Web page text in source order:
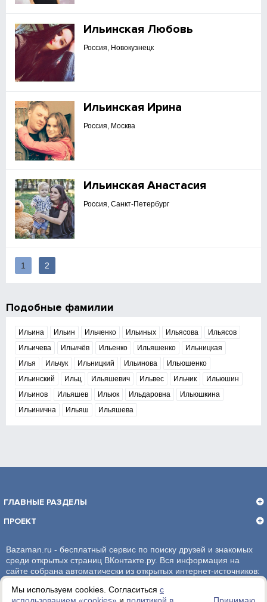
Мы используем cookies. Согласиться с
Ильинская Любовь
Россия, Новокузнецк
Ильинская Ирина
Россия, Москва
Ильинская Анастасия
Россия, Санкт-Петербург
1 2
Подобные фамилии
Ильина Ильин Ильченко Ильиных Ильясова
Ильясов
Ильичева
Ильичёв Ильенко Ильяшенко
Ильницкая
Илья
Ильчук Ильницкий Ильинова
Ильюшенко
Ильинский
Ильц Ильяшевич Ильвес Ильчик
Ильюшин
Ильинов
Ильяшев Ильюк Ильдаровна
Ильюшкина
Ильинична
Ильяш Ильяшева
ГЛАВНЫЕ РАЗДЕЛЫ
ПРОЕКТ
Bazaman.ru - бесплатный сервис по поиску друзей и знакомых
среди открытых страниц ВКонтакте.ру. Вся информация на
сайте собрана автоматически из открытых интернет-источников:
администрация сайта ответственности не несет.